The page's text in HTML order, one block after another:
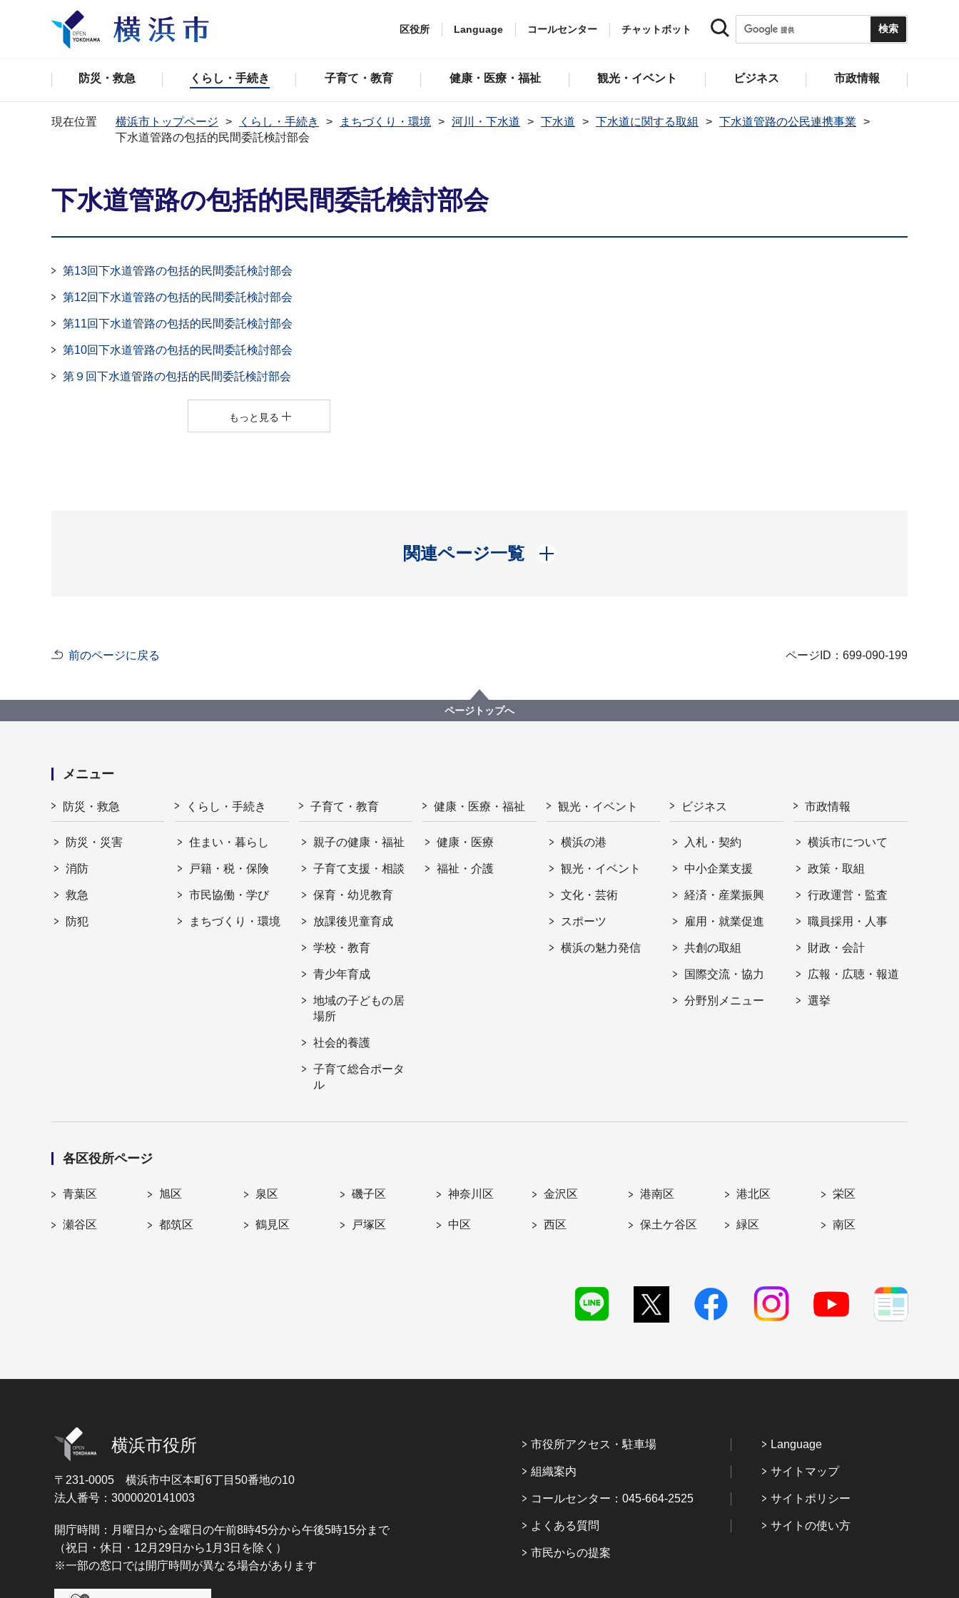
区役所 Language コールセンター チャットボット
防災・救急 くらし・手続き 子育て・教育 健康・医療・福祉 観光・イベント ビジネス 市政情報
現在位置 横浜市トップページ くらし・手続き まちづくり・環境 河川・下水道 下水道 下水道に関する取組
下水道管路の公民連携事業
下水道管路の包括的民間委託検討部会
下水道管路の包括的民間委託検討部会
第13回下水道管路の包括的民間委託検討部会
第12回下水道管路の包括的民間委託検討部会
第11回下水道管路の包括的民間委託検討部会
第10回下水道管路の包括的民間委託検討部会
第９回下水道管路の包括的民間委託検討部会
もっと見る
関連ページ一覧
開く
前のページに戻る ページID：699-090-199
ページトップへ
メニュー
防災・救急
防災・災害
消防
救急
防犯
くらし・手続き
住まい・暮らし
戸籍・税・保険
市民協働・学び
まちづくり・環境
子育て・教育
親子の健康・福祉
子育て支援・相談
保育・幼児教育
放課後児童育成
学校・教育
青少年育成
地域の子どもの居
場所
社会的養護
子育て総合ポータ
ル
健康・医療・福祉
健康・医療
福祉・介護
観光・イベント
横浜の港
観光・イベント
文化・芸術
スポーツ
横浜の魅力発信
ビジネス
入札・契約
中小企業支援
経済・産業振興
雇用・就業促進
共創の取組
国際交流・協力
分野別メニュー
市政情報
横浜市について
政策・取組
行政運営・監査
職員採用・人事
財政・会計
広報・広聴・報道
選挙
各区役所ページ
青葉区 旭区 泉区 磯子区 神奈川区 金沢区 港南区 港北区 栄区
瀬谷区 都筑区 鶴見区 戸塚区 中区 西区 保土ケ谷区 緑区 南区
横浜市役所
〒231-0005 横浜市中区本町6丁目50番地の10
法人番号：3000020141003
開庁時間：月曜日から金曜日の午前8時45分から午後5時15分まで
（祝日・休日・12月29日から1月3日を除く）
※一部の窓口では開庁時間が異なる場合があります
市役所アクセス・駐車場
組織案内
コールセンター：045-664-2525
よくある質問
市民からの提案
Language
サイトマップ
サイトポリシー
サイトの使い方